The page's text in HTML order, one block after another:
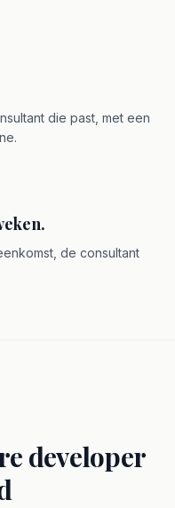
die past, met een
de consultant
developer